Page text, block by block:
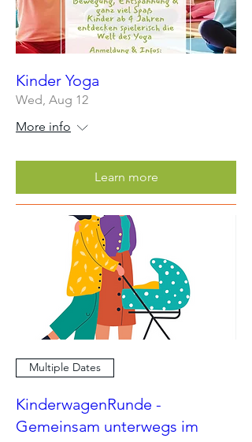
Kinder Yoga
Wed, Aug 12
More info
Learn more
Multiple Dates
KinderwagenRunde -
Gemeinsam unterwegs im